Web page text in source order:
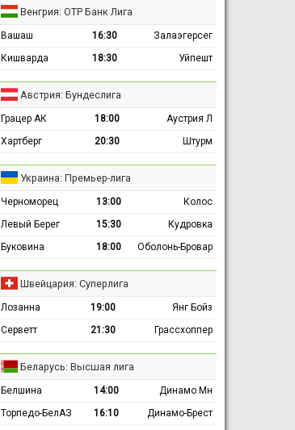
Венгрия: ОТР Банк Лига
Вашаш 16:30
Залаэгерсег
Кишварда
18:30 Уйпешт
Австрия: Бундеслига
Грацер АК 18:00
Аустрия Л
Хартберг
20:30 Штурм
Украина: Премьер-лига
Черноморец 13:00
Колос
Левый Берег
15:30
Кудровка
Буковина
18:00 Оболонь-Бровар
Швейцария: Суперлига
Лозанна 19:00
Янг Бойз
Серветт
21:30 Грассхоппер
Беларусь: Высшая лига
Белшина 14:00
Динамо Мн
Торпедо-БелАЗ
16:10
Динамо-Брест